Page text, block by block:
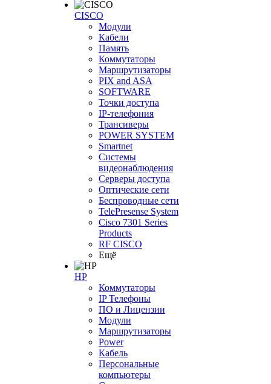
CISCO
Модули
Кабели
Память
Коммутаторы
Маршрутизаторы
PIX and ASA
SOFTWARE
Точки доступа
IP-телефония
Трансиверы
POWER SYSTEM
Smartnet
Системы
видеонаблюдения
Серверы доступа
Оптические сети
Беспроводные сети
TelePresense System
Cisco 7301 Series
Products
RF CISCO
Ещё
HP
Коммутаторы
IP Телефоны
ПО и Лицензии
Модули
Маршрутизаторы
Power
Кабель
Персональные
компьютеры